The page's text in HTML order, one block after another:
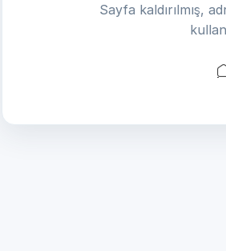
Sayfa kaldırılmış,